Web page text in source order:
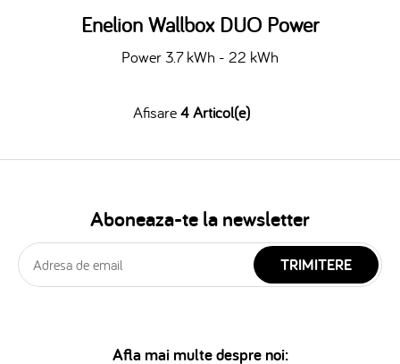
Enelion Wallbox DUO Power
Power 3.7 kWh - 22 kWh
Afisare4 Articol(e)
Aboneaza-te la newsletter
TRIMITERE
Afla mai multe despre noi: